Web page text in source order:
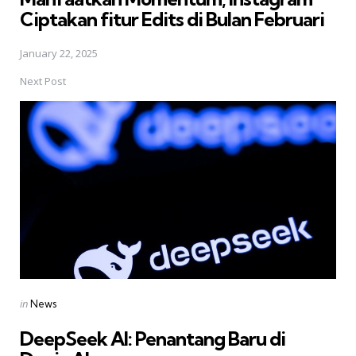
Ciptakan fitur Edits di Bulan Februari
January 22, 2025
Next Post
Posted
inNews
DeepSeek AI: Penantang Baru di